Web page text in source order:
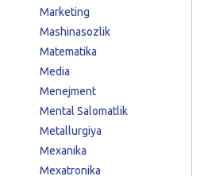
Marketing
Mashinasozlik
Matematika
Media
Menejment
Mental Salomatlik
Metallurgiya
Mexanika
Mexatronika